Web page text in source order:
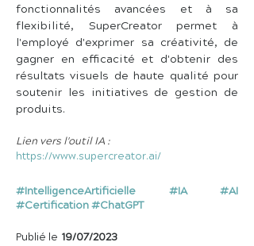
fonctionnalités avancées et à sa
flexibilité, SuperCreator permet à
l'employé d'exprimer sa créativité, de
gagner en efficacité et d'obtenir des
résultats visuels de haute qualité pour
soutenir les initiatives de gestion de
produits.
Lien vers l'outil IA :
https://www.supercreator.ai/
#IntelligenceArtificielle #IA #AI
#Certification #ChatGPT
Publié le 19/07/2023